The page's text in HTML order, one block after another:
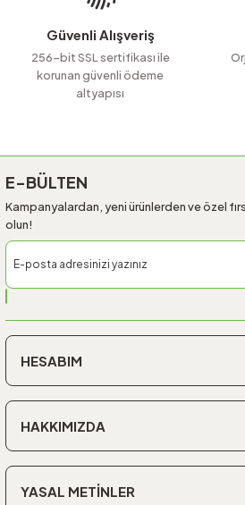
Güvenli Alışveriş
256-bit SSL sertifikası ile
korunan güvenli ödeme
altyapısı
E-BÜLTEN
Kampanyalardan, yeni ürünlerden ve özel
olun!
HESABIM
HAKKIMIZDA
YASAL METİNLER